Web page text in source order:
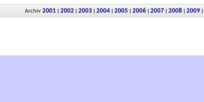
Archiv 2001 | 2002 | 2003 | 2004 | 2005 | 2006 | 2007 | 2008 | 2009 |